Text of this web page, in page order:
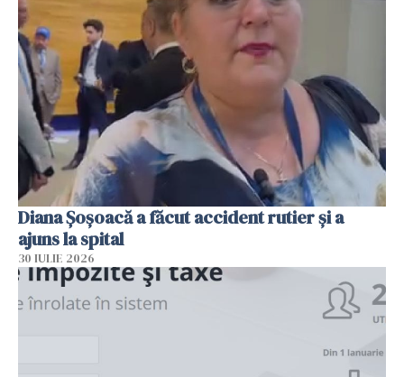
Diana Șoșoacă a făcut accident rutier și a
ajuns la spital
30 IULIE 2026